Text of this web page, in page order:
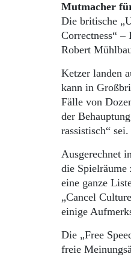
Abo
Archiv
Mutmacher
Die britische
Correctness“ –
Robert
Ketzer landen
kann in
Fälle von
der
rassistisch“ sei.
Ausgerechnet
die Spielräume
eine ganze
„Cancel
einige
Die „Free
freie